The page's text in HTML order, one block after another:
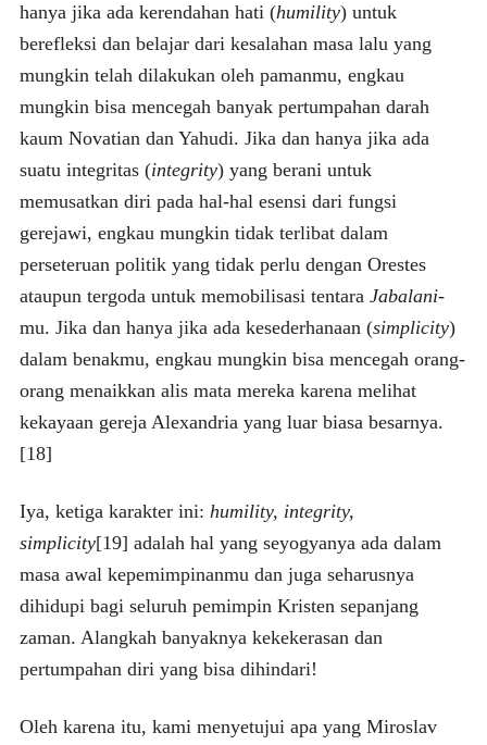
hanya jika ada kerendahan hati (humility) untuk
berefleksi dan belajar dari kesalahan masa lalu yang
mungkin telah dilakukan oleh pamanmu, engkau
mungkin bisa mencegah banyak pertumpahan darah
kaum Novatian dan Yahudi. Jika dan hanya jika ada
suatu integritas (integrity) yang berani untuk
memusatkan diri pada hal-hal esensi dari fungsi
gerejawi, engkau mungkin tidak terlibat dalam
perseteruan politik yang tidak perlu dengan Orestes
ataupun tergoda untuk memobilisasi tentara Jabalani-
mu. Jika dan hanya jika ada kesederhanaan (simplicity)
dalam benakmu, engkau mungkin bisa mencegah orang-
orang menaikkan alis mata mereka karena melihat
kekayaan gereja Alexandria yang luar biasa besarnya.
[18]
Iya, ketiga karakter ini: humility, integrity,
simplicity[19] adalah hal yang seyogyanya ada dalam
masa awal kepemimpinanmu dan juga seharusnya
dihidupi bagi seluruh pemimpin Kristen sepanjang
zaman. Alangkah banyaknya kekekerasan dan
pertumpahan diri yang bisa dihindari!
Oleh karena itu, kami menyetujui apa yang Miroslav